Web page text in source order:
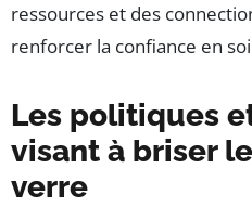
ressources et des
renforcer la confiance en
Les politiques
visant à briser
verre